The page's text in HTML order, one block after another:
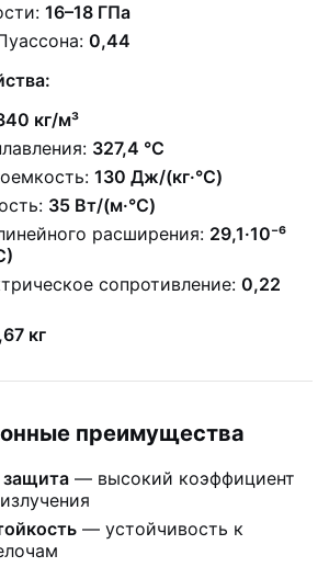
16–18 ГПа
0,44
кг/м³
327,4 °C
130 Дж/(кг·°C)
35 Вт/(м·°C)
расширения: 29,1·10⁻⁶
сопротивление: 0,22
кг
преимущества
защита — высокий коэффициент
— устойчивость к